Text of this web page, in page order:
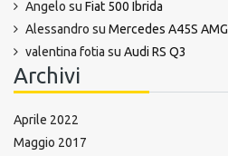
Angelo su Fiat 500 Ibrida
Alessandro su Mercedes A45S AMG
valentina fotia su Audi RS Q3
Archivi
Aprile 2022
Maggio 2017